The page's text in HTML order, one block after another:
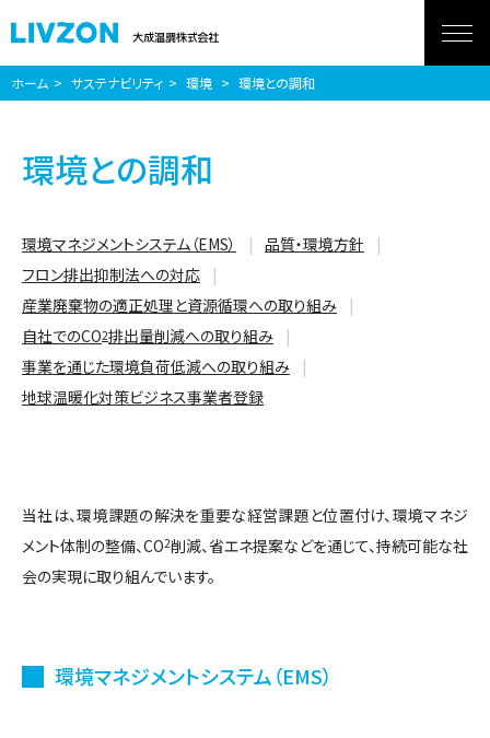
ホーム サステナビリティ 環境 環境との調和
環境との調和
環境マネジメントシステム（EMS）
品質・環境方針
フロン排出抑制法への対応
産業廃棄物の適正処理と資源循環への取り組み
自社でのCO2排出量削減への取り組み
事業を通じた環境負荷低減への取り組み
地球温暖化対策ビジネス事業者登録
当社は、環境課題の解決を重要な経営課題と位置付け、環境マネジ
メント体制の整備、CO2削減、省エネ提案などを通じて、持続可能な社
会の実現に取り組んでいます。
環境マネジメントシステム（EMS）